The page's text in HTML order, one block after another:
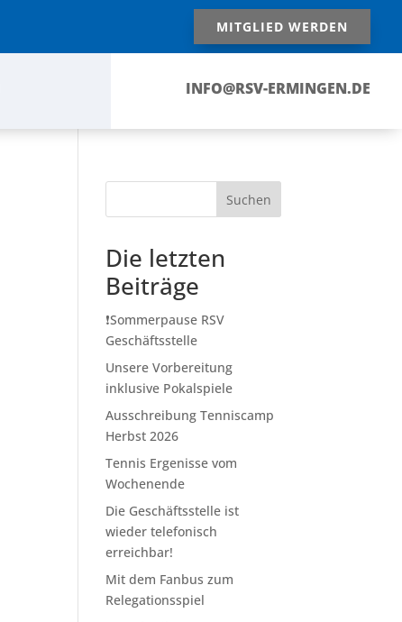
MITGLIED WERDEN
INFO@RSV-ERMINGEN.DE
Suchen
Die letzten
Beiträge
❗️Sommerpause RSV
Geschäftsstelle
Unsere Vorbereitung
inklusive Pokalspiele
Ausschreibung Tenniscamp
Herbst 2026
Tennis Ergenisse vom
Wochenende
Die Geschäftsstelle ist
wieder telefonisch
erreichbar!
Mit dem Fanbus zum
Relegationsspiel